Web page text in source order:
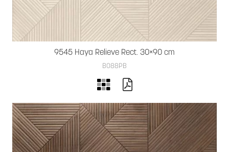
9545 Haya Relieve Rect. 30×90 cm
B088PB